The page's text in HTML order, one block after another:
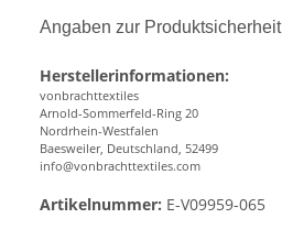
Angaben zur Produktsicherheit
Herstellerinformationen:
vonbrachttextiles
Arnold-Sommerfeld-Ring 20
Nordrhein-Westfalen
Baesweiler, Deutschland, 52499
info@vonbrachttextiles.com
Artikelnummer: E-V09959-065